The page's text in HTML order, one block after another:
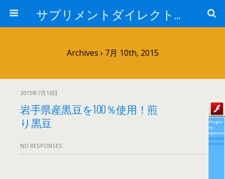
サプリメントダイレクトブログ
Archives › 7月 10th, 2015
2015年7月10日
岩手県産黒豆を100％使用！煎
り黒豆
NO RESPONSES
Plugin
by
themes